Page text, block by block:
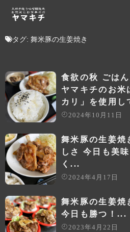
タグ: 舞米豚の生姜焼き
食欲の秋 ごは
ヤマキチのお米
カリ」を使用し
2024年10月11日
舞米豚の生姜焼
しさ 今日も美
く...
2024年4月17日
舞米豚の生姜焼
今日も勝つ！...
2023年4月22日